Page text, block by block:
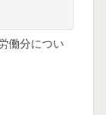
働分につい